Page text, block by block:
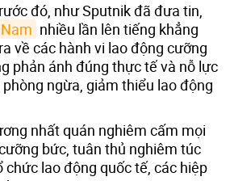
đó, như Sputnik đã đưa tin,
nhiều lần lên tiếng khẳng
về các hành vi lao động cưỡng
phản ánh đúng thực tế và nỗ lực
ngừa, giảm thiểu lao động
nhất quán nghiêm cấm mọi
bức, tuân thủ nghiêm túc
chức lao động quốc tế, các hiệp